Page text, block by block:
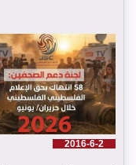
لجنة
يونيو 2026
2016-6-2